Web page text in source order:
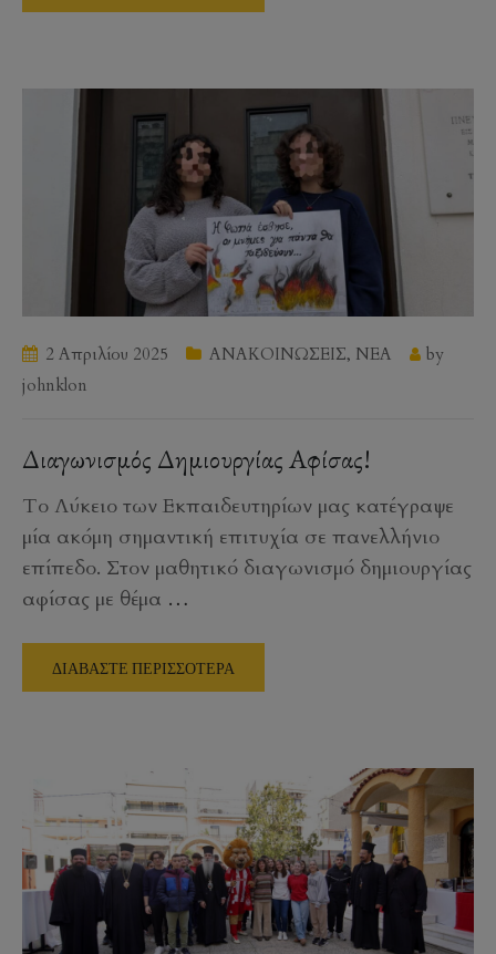
2 Απριλίου 2025 ΑΝΑΚΟΙΝΩΣΕΙΣ, ΝΕΑ
by
johnklon
Διαγωνισμός Δημιουργίας Αφίσας!
Το Λύκειο των Εκπαιδευτηρίων μας κατέγραψε
μία ακόμη σημαντική επιτυχία σε πανελλήνιο
επίπεδο. Στον μαθητικό διαγωνισμό δημιουργίας
αφίσας με θέμα …
ΔΙΑΒΑΣΤΕ ΠΕΡΙΣΣΟΤΕΡΑ